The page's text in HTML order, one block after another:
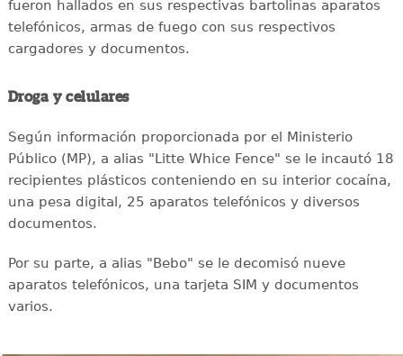
fueron hallados en sus respectivas bartolinas aparatos
telefónicos, armas de fuego con sus respectivos
cargadores y documentos.
Droga y celulares
Según información proporcionada por el Ministerio
Público (MP), a alias "Litte Whice Fence" se le incautó 18
recipientes plásticos conteniendo en su interior cocaína,
una pesa digital, 25 aparatos telefónicos y diversos
documentos.
Por su parte, a alias "Bebo" se le decomisó nueve
aparatos telefónicos, una tarjeta SIM y documentos
varios.